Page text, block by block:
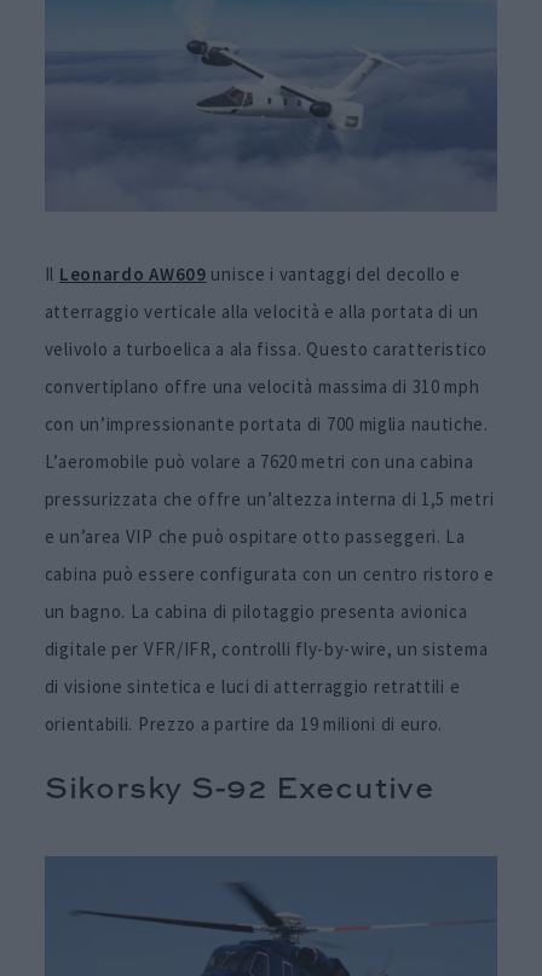
Il Leonardo AW609 unisce i vantaggi del decollo e
atterraggio verticale alla velocità e alla portata di un
velivolo a turboelica a ala fissa. Questo caratteristico
convertiplano offre una velocità massima di 310 mph
con un’impressionante portata di 700 miglia nautiche.
L’aeromobile può volare a 7620 metri con una cabina
pressurizzata che offre un’altezza interna di 1,5 metri
e un’area VIP che può ospitare otto passeggeri. La
cabina può essere configurata con un centro ristoro e
un bagno. La cabina di pilotaggio presenta avionica
digitale per VFR/IFR, controlli fly-by-wire, un sistema
di visione sintetica e luci di atterraggio retrattili e
orientabili. Prezzo a partire da 19 milioni di euro.
Sikorsky S-92 Executive